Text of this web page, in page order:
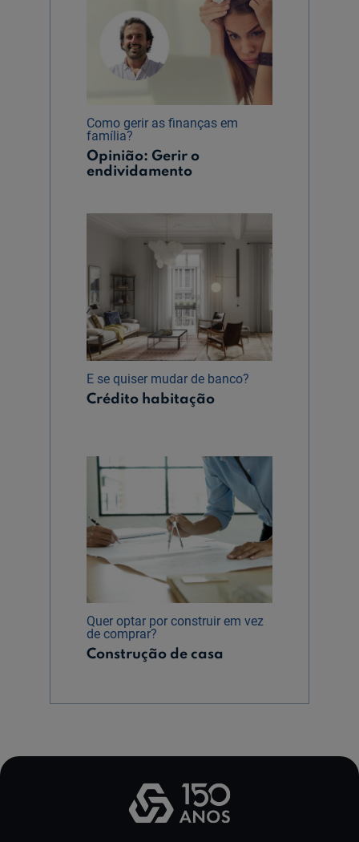
Como gerir as finanças em
família?
Opinião: Gerir o
endividamento
E se quiser mudar de banco?
Crédito habitação
Quer optar por construir em vez
de comprar?
Construção de casa